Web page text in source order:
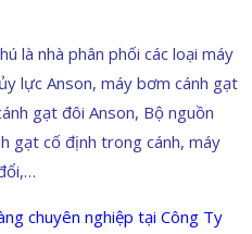
là nhà phân phối các loại máy
lực Anson, máy bơm cánh gạt
gạt đôi Anson, Bộ nguồn
gạt cố định trong cánh, máy
chuyên nghiệp tại Công Ty